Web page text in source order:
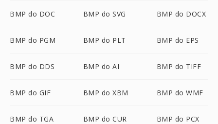
BMP do DOC BMP do SVG BMP do DOCX
BMP do PGM BMP do PLT BMP do EPS
BMP do DDS BMP do AI BMP do TIFF
BMP do GIF BMP do XBM BMP do WMF
BMP do TGA BMP do CUR BMP do PCX